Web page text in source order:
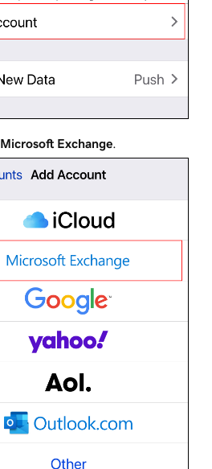
Microsoft Exchange